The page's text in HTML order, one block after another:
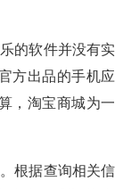
的软件并没有实
方出品的手机应
，淘宝商城为一
根据查询相关信